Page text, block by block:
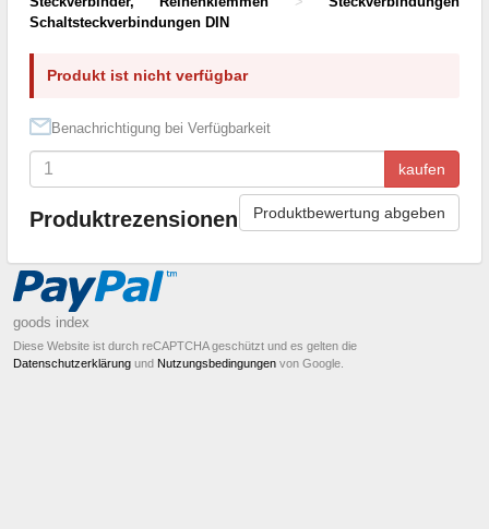
Schaltsteckverbindungen DIN
Produkt ist nicht verfügbar
Benachrichtigung bei Verfügbarkeit
kaufen
Produktrezensionen Produktbewertung abgeben
goods index
Diese Website ist durch reCAPTCHA geschützt und es gelten die
Datenschutzerklärung und Nutzungsbedingungen von Google.